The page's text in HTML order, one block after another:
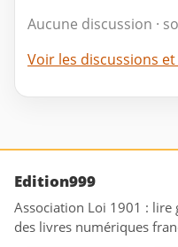
Aucune discussion ·
Voir les discussions
Edition999
Association Loi 1901 :
des livres numériques